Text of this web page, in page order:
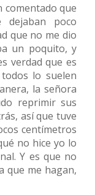
comentado que
poco
que no me dio
un poquito, y
verdad que es
lo suelen
la señora
reprimir sus
así que tuve
centímetros
no hice yo lo
Y es que no
que me hagan,